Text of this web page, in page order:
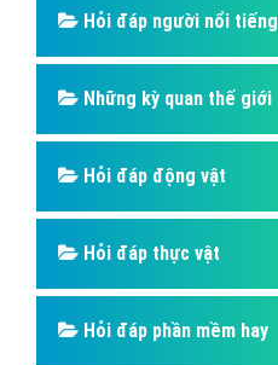
Hỏi đáp người nổi tiếng
Những kỳ quan thế giới
Hỏi đáp động vật
Hỏi đáp thực vật
Hỏi đáp phần mềm hay